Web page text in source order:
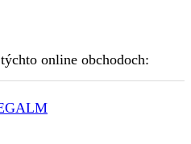
online obchodoch: